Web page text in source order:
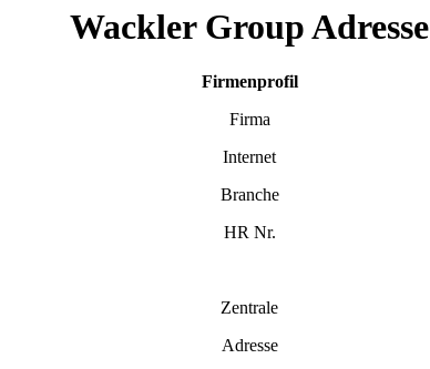
Wackler Group Adresse
Firmenprofil
Firma
Internet
Branche
HR Nr.
Zentrale
Adresse